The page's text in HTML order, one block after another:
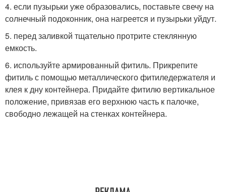
4. если пузырьки уже образовались, поставьте свечу на
солнечный подоконник, она нагреется и пузырьки уйдут.
5. перед заливкой тщательно протрите стеклянную
емкость.
6. используйте армированный фитиль. Прикрепите
фитиль с помощью металлического фитиледержателя и
клея к дну контейнера. Придайте фитилю вертикальное
положение, привязав его верхнюю часть к палочке,
свободно лежащей на стенках контейнера.